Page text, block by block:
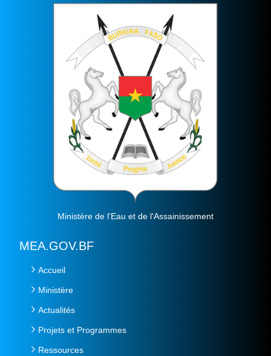
Ministère de l'Eau et de l'Assainissement
MEA.GOV.BF
Accueil
Ministère
Actualités
Projets et Programmes
Ressources